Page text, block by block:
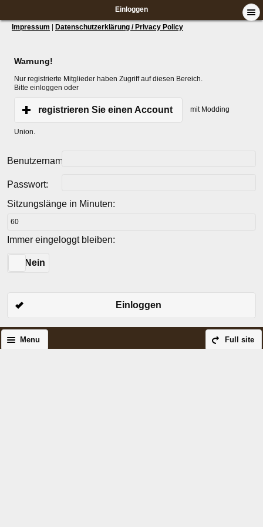
Einloggen
Impressum Datenschutzerklärung / Privacy Policy
Warnung!
Nur registrierte Mitglieder haben Zugriff auf diesen Bereich.
Bitte einloggen oder
registrieren Sie einen Account mit Modding
Union.
Benutzername:
Passwort:
Sitzungslänge in Minuten:
Immer eingeloggt bleiben:
Nein
Einloggen
Full site
Menu